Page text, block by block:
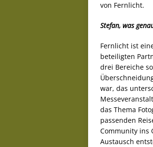
von Fernlicht.
Stefan, was
Fernlicht ist
beteiligten
drei Bereiche
war, das
das Thema
passenden
Community ins
Austausch